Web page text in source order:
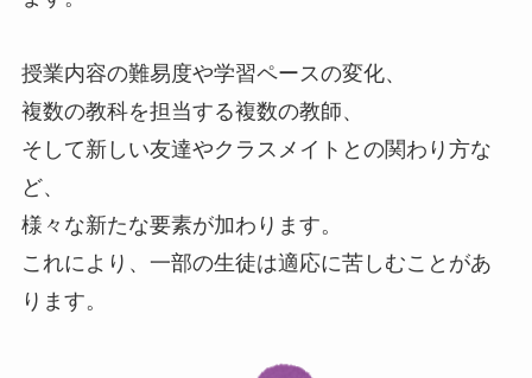
授業内容の難易度や学習ペースの変化、
複数の教科を担当する複数の教師、
そして新しい友達やクラスメイトとの関わり方な
ど、
様々な新たな要素が加わります。
これにより、一部の生徒は適応に苦しむことがあ
ります。